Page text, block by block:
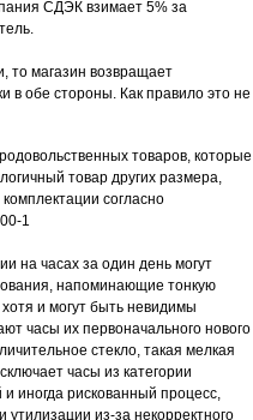
СДЭК взимает 5% за
то магазин возвращает
в обе стороны. Как правило это не
товаров, которые
товар других размера,
согласно
1
на часах за один день могут
напоминающие тонкую
и могут быть невидимы
часы их первоначального нового
стекло, такая мелкая
часы из категории
иногда рискованный процесс,
из-за некорректного